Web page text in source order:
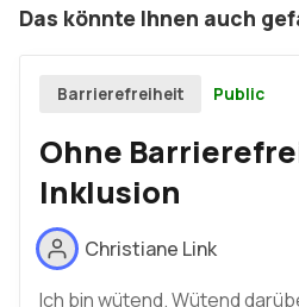
Das könnte Ihnen auch
Barrierefreiheit Public
Ohne
Inklusion
Christiane Link
Ich bin wütend. Wütend